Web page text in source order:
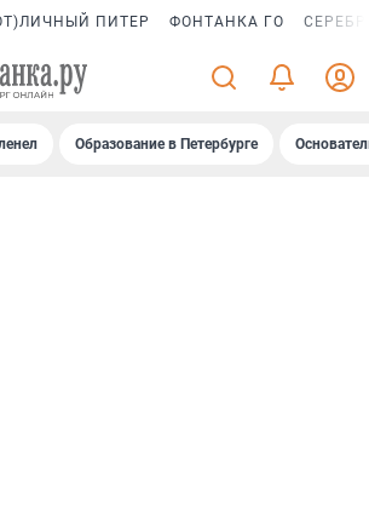
ПИТЕР ФОНТАНКА ГО
Образование в Петербурге